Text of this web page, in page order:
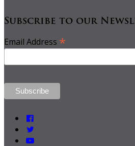
Subscribe to our
Email Address *